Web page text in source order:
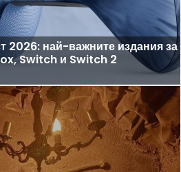
2026: най-важните издания за
Switch и Switch 2